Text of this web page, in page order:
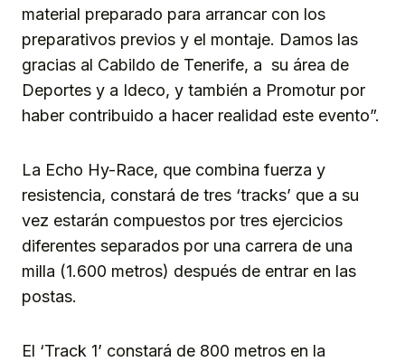
material preparado para arrancar con los
preparativos previos y el montaje. Damos las
gracias al Cabildo de Tenerife, a su área de
Deportes y a Ideco, y también a Promotur por
haber contribuido a hacer realidad este evento”.
La Echo Hy-Race, que combina fuerza y
resistencia, constará de tres ‘tracks’ que a su
vez estarán compuestos por tres ejercicios
diferentes separados por una carrera de una
milla (1.600 metros) después de entrar en las
postas.
El ‘Track 1’ constará de 800 metros en la